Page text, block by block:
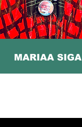
MARIAA SIGA